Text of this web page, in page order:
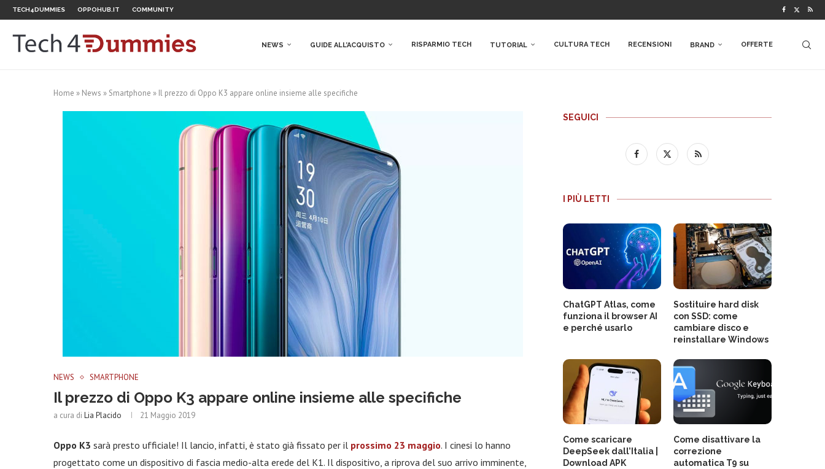
TECH4DUMMIES OPPOHUB.IT COMMUNITY
NEWS GUIDE ALL’ACQUISTO RISPARMIO TECH TUTORIAL CULTURA TECH RECENSIONI BRAND OFFERTE
Home » News » Smartphone » Il prezzo di Oppo K3 appare online insieme alle specifiche
NEWS SMARTPHONE
Il prezzo di Oppo K3 appare online insieme alle specifiche
a cura di Lia Placido 21 Maggio 2019
Oppo K3 sarà presto ufficiale! Il lancio, infatti, è stato già fissato per il prossimo 23 maggio. I cinesi lo hanno
progettato come un dispositivo di fascia medio-alta erede del K1. Il dispositivo, a riprova del suo arrivo imminente,
SEGUICI
I PIÙ LETTI
ChatGPT Atlas, come
funziona il browser AI
e perché usarlo
Sostituire hard disk
con SSD: come
cambiare disco e
reinstallare Windows
Come scaricare
DeepSeek dall’Italia |
Download APK
Come disattivare la
correzione
automatica T9 su